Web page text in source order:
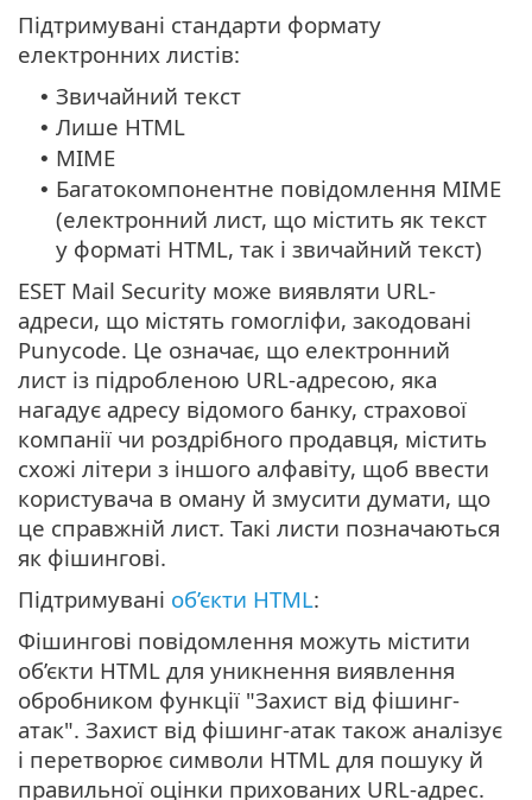
Підтримувані стандарти формату
електронних листів:
• Звичайний текст
• Лише HTML
• MIME
• Багатокомпонентне повідомлення MIME
(електронний лист, що містить як текст
у форматі HTML, так і звичайний текст)
ESET Mail Security може виявляти URL-
адреси, що містять гомогліфи, закодовані
Punycode. Це означає, що електронний
лист із підробленою URL-адресою, яка
нагадує адресу відомого банку, страхової
компанії чи роздрібного продавця, містить
схожі літери з іншого алфавіту, щоб ввести
користувача в оману й змусити думати, що
це справжній лист. Такі листи позначаються
як фішингові.
Підтримувані об’єкти HTML:
Фішингові повідомлення можуть містити
об’єкти HTML для уникнення виявлення
обробником функції "Захист від фішинг-
атак". Захист від фішинг-атак також аналізує
і перетворює символи HTML для пошуку й
правильної оцінки прихованих URL-адрес.